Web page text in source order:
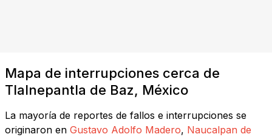
Mapa de interrupciones cerca de
Tlalnepantla de Baz, México
La mayoría de reportes de fallos e interrupciones se
originaron en Gustavo Adolfo Madero, Naucalpan de